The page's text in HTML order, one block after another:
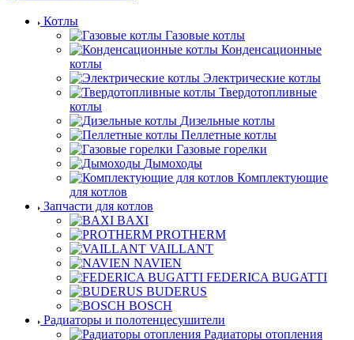
Котлы
Газовые котлы
Конденсационные
котлы
Электрические котлы
Твердотопливные
котлы
Дизельные котлы
Пеллетные котлы
Газовые горелки
Дымоходы
Комплектующие
для котлов
Запчасти для котлов
BAXI
PROTHERM
VAILLANT
NAVIEN
FEDERICA BUGATTI
BUDERUS
BOSCH
Радиаторы и полотенцесушители
Радиаторы отопления